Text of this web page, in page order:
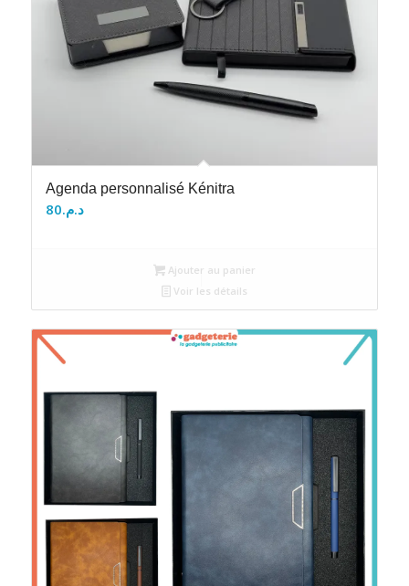
Agenda personnalisé Kénitra
د.م.80
Ajouter au panier
Voir les détails